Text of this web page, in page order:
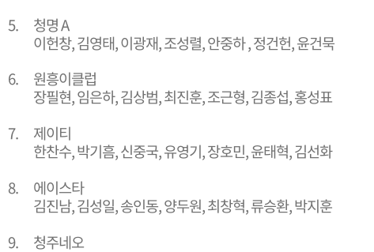
5.
청명 A
이헌창, 김영태, 이광재, 조성렬, 안중하 , 정건헌, 윤건묵
6.
원흥이클럽
장필현, 임은하, 김상범, 최진훈, 조근형, 김종섭, 홍성표
7.
제이티
한찬수, 박기흠, 신중국, 유영기, 장호민, 윤태혁, 김선화
8.
에이스타
김진남, 김성일, 송인동, 양두원, 최창혁, 류승환, 박지훈
9.
청주네오